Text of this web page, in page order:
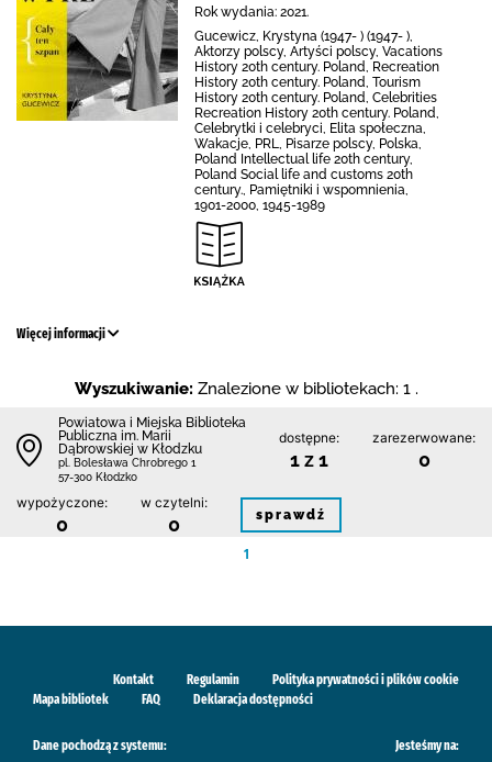
Rok wydania: 2021.
Gucewicz, Krystyna (1947- ) (1947- ),
Aktorzy polscy, Artyści polscy, Vacations
History 20th century. Poland, Recreation
History 20th century. Poland, Tourism
History 20th century. Poland, Celebrities
Recreation History 20th century. Poland,
Celebrytki i celebryci, Elita społeczna,
Wakacje, PRL, Pisarze polscy, Polska,
Poland Intellectual life 20th century,
Poland Social life and customs 20th
century., Pamiętniki i wspomnienia,
1901-2000, 1945-1989
Więcej informacji
Wyszukiwanie: Znalezione w bibliotekach: 1 .
Powiatowa i Miejska Biblioteka
Publiczna im. Marii
Dąbrowskiej w Kłodzku
pl. Bolesława Chrobrego 1
57-300 Kłodzko
dostępne:
1 z 1
zarezerwowane:
0
wypożyczone:
0
w czytelni:
0 sprawdź
1
Kontakt Regulamin
Polityka prywatności i plików cookie
Mapa bibliotek
FAQ Deklaracja dostępności
Dane pochodzą z systemu: Jesteśmy na: